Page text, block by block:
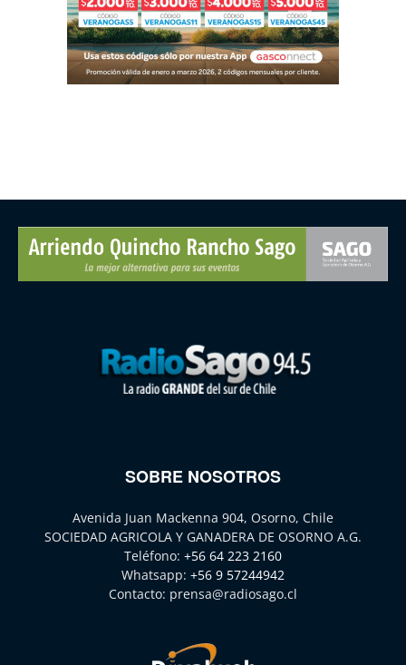
SOBRE NOSOTROS
Avenida Juan Mackenna 904, Osorno, Chile
SOCIEDAD AGRICOLA Y GANADERA DE OSORNO A.G.
Teléfono: +56 64 223 2160
Whatsapp: +56 9 57244942
Contacto: prensa@radiosago.cl